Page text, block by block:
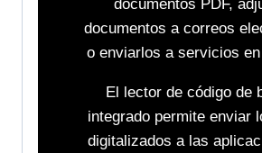
documentos PDF,
documentos a correos
o enviarlos a servicios
El lector de código de
integrado permite enviar
digitalizados a las